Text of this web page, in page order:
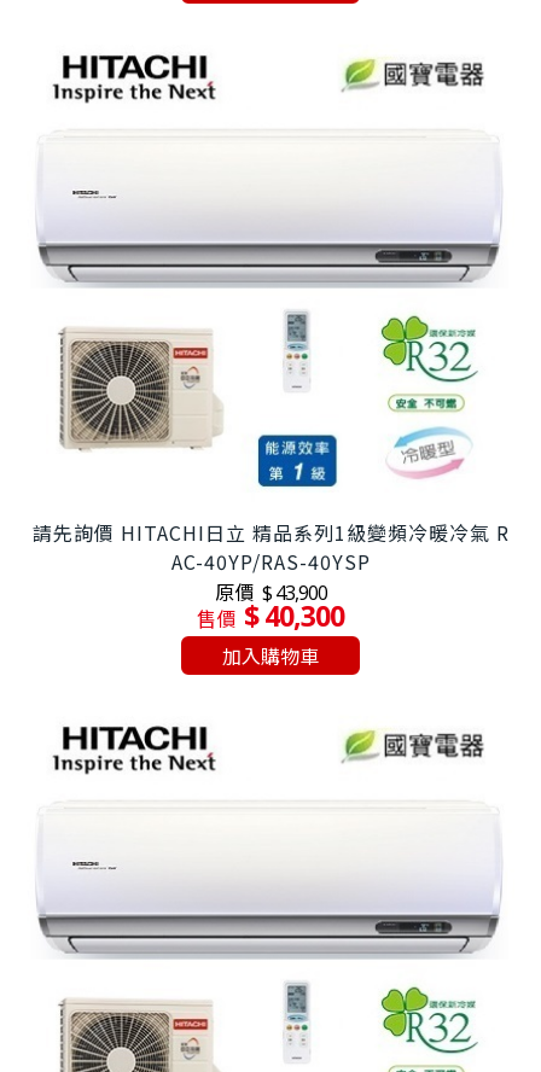
請先詢價 HITACHI日立 精品系列1級變頻冷暖冷氣 R
AC-40YP/RAS-40YSP
原價 $ 43,900
售價 $ 40,300
加入購物車